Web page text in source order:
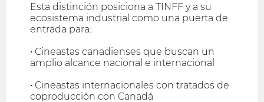
Esta distinción posiciona a TINFF y a su
ecosistema industrial como una puerta de
entrada para:
• Cineastas canadienses que buscan un
amplio alcance nacional e internacional
• Cineastas internacionales con tratados de
coproducción con Canadá